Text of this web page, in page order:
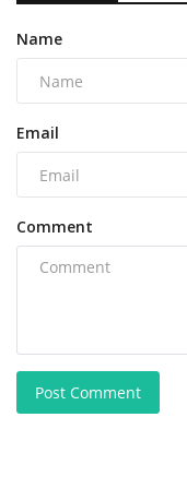
Name
Email
Comment
Post Comment